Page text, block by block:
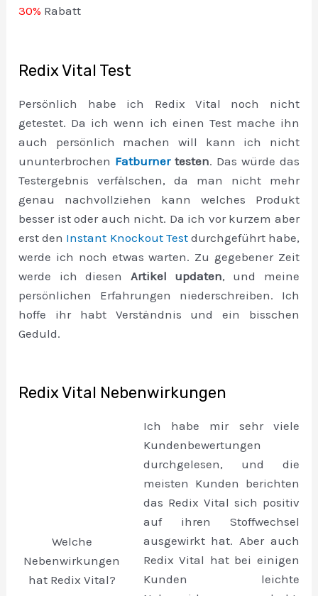
30% Rabatt
Redix Vital Test
Persönlich habe ich Redix Vital noch nicht
getestet. Da ich wenn ich einen Test mache ihn
auch persönlich machen will kann ich nicht
ununterbrochen Fatburnertesten. Das würde das
Testergebnis verfälschen, da man nicht mehr
genau nachvollziehen kann welches Produkt
besser ist oder auch nicht. Da ich vor kurzem aber
erst den Instant Knockout Testdurchgeführt habe,
werde ich noch etwas warten. Zu gegebener Zeit
werde ich diesen Artikel updaten, und meine
persönlichen Erfahrungen niederschreiben. Ich
hoffe ihr habt Verständnis und ein bisschen
Geduld.
Redix Vital Nebenwirkungen
Welche
Nebenwirkungen
hat Redix Vital?
Ich habe mir sehr viele
Kundenbewertungen
durchgelesen, und die
meisten Kunden berichten
das Redix Vital sich positiv
auf ihren Stoffwechsel
ausgewirkt hat. Aber auch
Redix Vital hat bei einigen
Kunden leichte